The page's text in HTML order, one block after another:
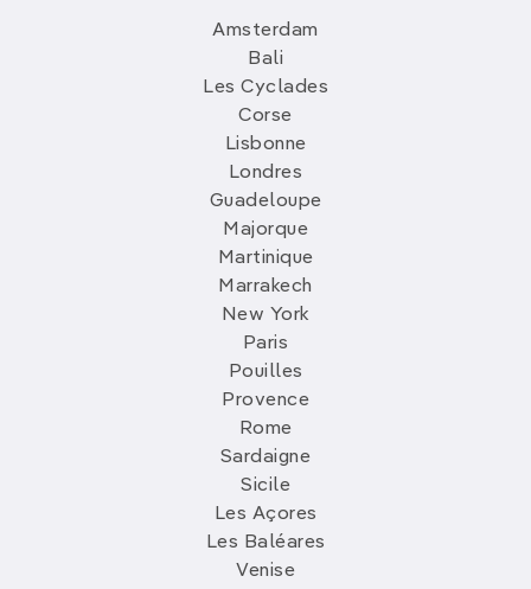
Amsterdam
Bali
Les Cyclades
Corse
Lisbonne
Londres
Guadeloupe
Majorque
Martinique
Marrakech
New York
Paris
Pouilles
Provence
Rome
Sardaigne
Sicile
Les Açores
Les Baléares
Venise